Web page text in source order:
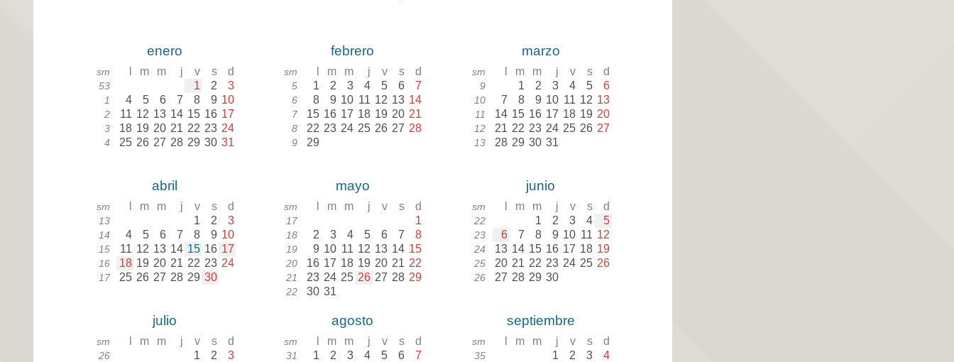
enero
sm m m j v s d
53 1 2 3
1 4 5 6 7 8 9 10
2 11 12 13 14 15 16 17
3 18 19 20 21 22 23 24
4 25 26 27 28 29 30 31
febrero
sm m m j v s d
5 1 2 3 4 5 6 7
6 8 9 10 11 12 13 14
7 15 16 17 18 19 20 21
8 22 23 24 25 26 27 28
9 29
marzo
sm m m j v s d
9 1 2 3 4 5 6
10 7 8 9 10 11 12 13
11 14 15 16 17 18 19 20
12 21 22 23 24 25 26 27
13 28 29 30 31
abril
sm m m j v s d
13 1 2 3
14 4 5 6 7 8 9 10
15 11 12 13 14 15 16 17
16 18 19 20 21 22 23 24
17 25 26 27 28 29 30
mayo
sm m m j v s d
17 1
18 2 3 4 5 6 7 8
19 9 10 11 12 13 14 15
20 16 17 18 19 20 21 22
21 23 24 25 26 27 28 29
22 30 31
junio
sm m m j v s d
22 1 2 3 4 5
23 6 7 8 9 10 11 12
24 13 14 15 16 17 18 19
25 20 21 22 23 24 25 26
26 27 28 29 30
julio
sm m m j v s d
26 1 2 3
agosto
sm m m j v s d
31 1 2 3 4 5 6 7
septiembre
sm m m j v s d
35 1 2 3 4